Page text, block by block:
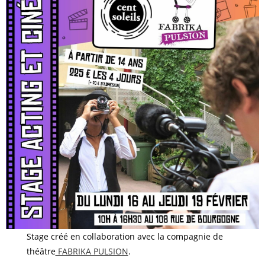
Stage créé en collaboration avec la compagnie de
théâtreFABRIKA PULSION.